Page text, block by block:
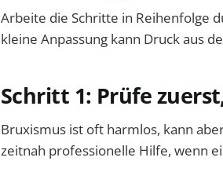
Arbeite die Schritte in Reihenfolge
kleine Anpassung kann Druck aus
Schritt 1: Prüfe
Bruxismus ist oft harmlos, kann
zeitnah professionelle Hilfe, wenn